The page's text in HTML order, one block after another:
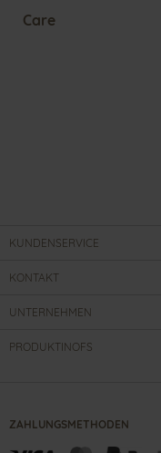
Care
KUNDENSERVICE
KONTAKT
UNTERNEHMEN
PRODUKTINOFS
ZAHLUNGSMETHODEN